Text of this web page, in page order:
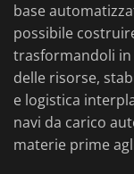
base
possibile
trasformandoli
delle risorse,
e logistica
navi da carico
materie prime